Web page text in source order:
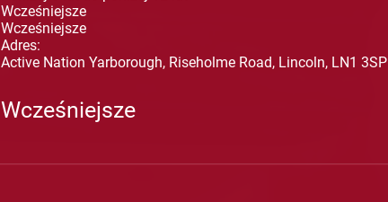
Wcześniejsze
Wcześniejsze
Adres:
Active Nation Yarborough, Riseholme Road, Lincoln, LN1 3SP
Wcześniejsze